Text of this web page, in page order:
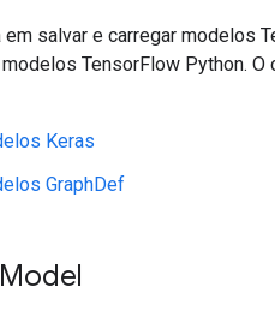
salvar e carregar modelos
TensorFlow Python.
Keras
GraphDef
Model